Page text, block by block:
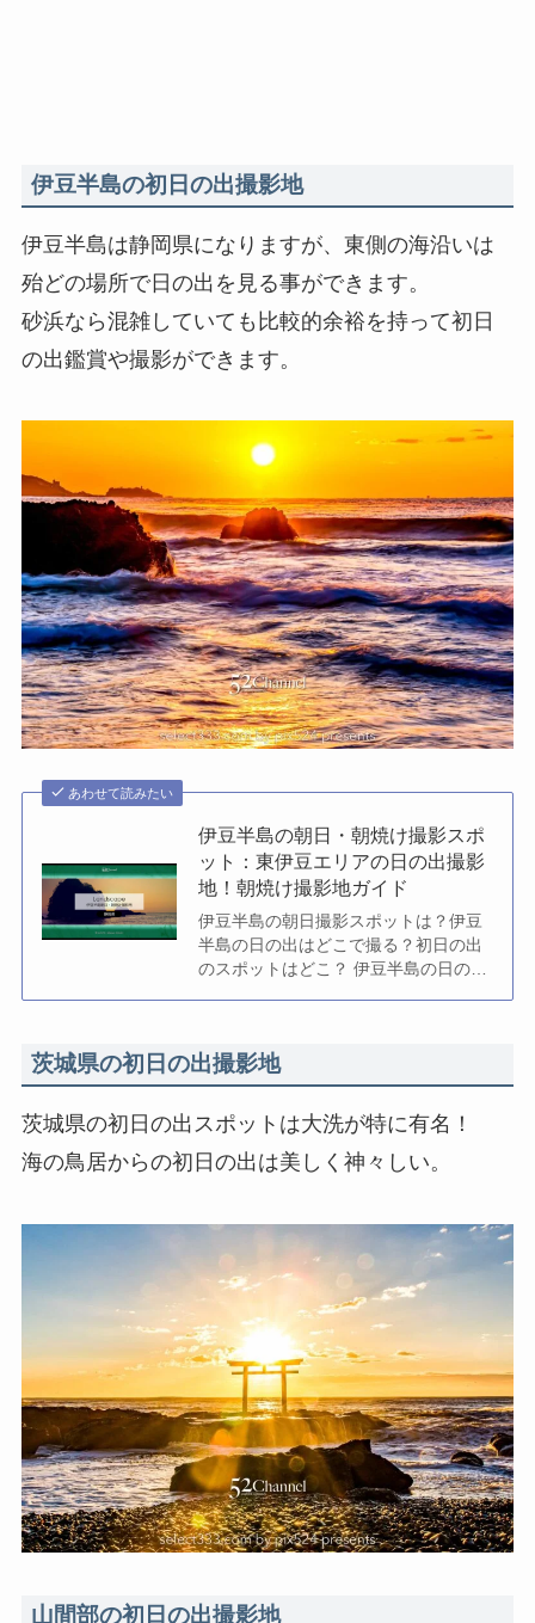
伊豆半島の初日の出撮影地
伊豆半島は静岡県になりますが、東側の海沿いは
殆どの場所で日の出を見る事ができます。
砂浜なら混雑していても比較的余裕を持って初日
の出鑑賞や撮影ができます。
あわせて読みたい
伊豆半島の朝日・朝焼け撮影スポ
ット：東伊豆エリアの日の出撮影
地！朝焼け撮影地ガイド
伊豆半島の朝日撮影スポットは？伊豆
半島の日の出はどこで撮る？初日の出
のスポットはどこ？ 伊豆半島の日の出
茨城県の初日の出撮影地
茨城県の初日の出スポットは大洗が特に有名！
海の鳥居からの初日の出は美しく神々しい。
山間部の初日の出撮影地